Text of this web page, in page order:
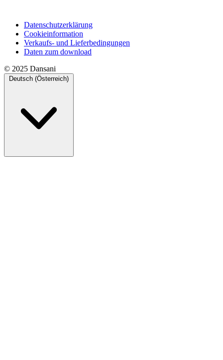
Datenschutzerklärung
Cookieinformation
Verkaufs- und Lieferbedingungen
Daten zum download
© 2025 Dansani
Deutsch (Österreich)